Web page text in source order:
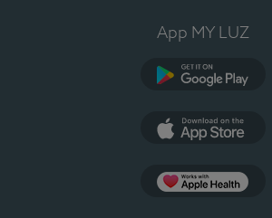
App MY LUZ